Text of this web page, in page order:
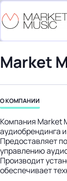
картина дня
темы
новости
видео
бизнес-центр
Market
О КОМПАНИИ
Компания Market
аудиобрендинга
Предоставляет
управлению
Производит
обеспечивает